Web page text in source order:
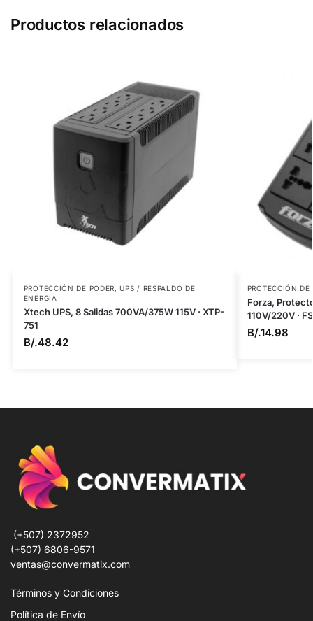
Productos relacionados
PROTECCIÓN DE PODER,UPS / RESPALDO DE
ENERGÍA
Xtech UPS, 8 Salidas 700VA/375W 115V · XTP-
751
B/.48.42
PROTECCIÓN DE
Forza,
110V/220V ·
B/.14.98
(+507) 2372952
(+507) 6806-9571
ventas@convermatix.com
Términos y Condiciones
Política de Envío